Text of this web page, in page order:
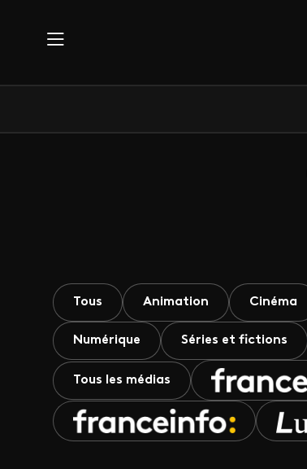
Tous Animation Cinéma
Numérique Séries et fictions
Tous les médias